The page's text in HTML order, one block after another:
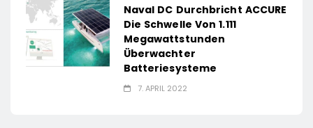
Naval DC Durchbricht ACCURE
Die Schwelle Von 1.111
Megawattstunden
Überwachter
Batteriesysteme
7. APRIL 2022